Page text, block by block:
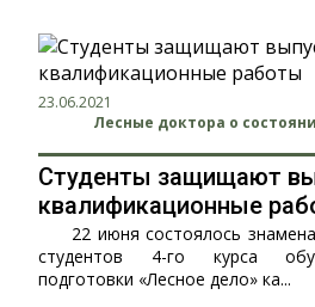
23.06.2021
Лесные доктора о
Студенты защищают
квалификационные
22 июня состоялось
студентов 4-го курса
подготовки «Лесное дело» ка...